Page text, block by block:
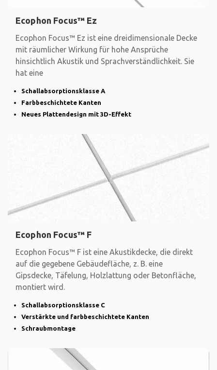
Ecophon Focus™ Ez
Ecophon Focus™ Ez ist eine dreidimensionale Decke
mit räumlicher Wirkung für hohe Ansprüche
hinsichtlich Akustik und Sprachverständlichkeit. Sie
hat eine
Schallabsorptionsklasse A
Farbbeschichtete Kanten
Neues Plattendesign mit 3D-Effekt
Ecophon Focus™ F
Ecophon Focus™ F ist eine Akustikdecke, die direkt
auf die gegebene Gebäudefläche, z. B. eine
Gipsdecke, Täfelung, Holzlattung oder Betonfläche,
montiert wird.
Schallabsorptionsklasse C
Verstärkte und farbbeschichtete Kanten
Schraubmontage